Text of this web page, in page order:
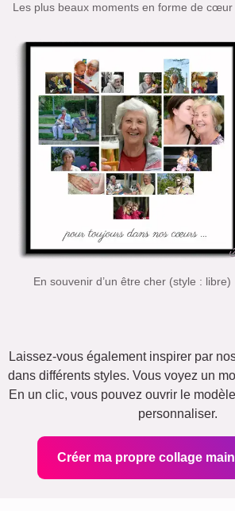
Les plus beaux moments en forme de cœur
En souvenir d’un être cher (style : libre)
Laissez-vous également inspirer par
dans différents styles. Vous voyez un
En un clic, vous pouvez ouvrir le
personnaliser.
Créer ma propre collage